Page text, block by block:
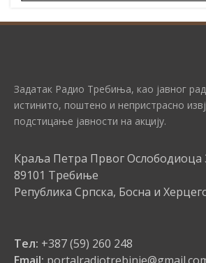
Задатак Радио Требиња, као јавног
истинито, поштено и непристрасно
подстицање јавности на акцију.
Краља Петра Првог Ослободиоца
89101 Требиње
Република Српска, Босна и
Тел: +387 (59) 260 248